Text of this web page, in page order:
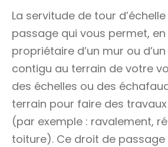
La servitude de tour
passage qui vous permet,
propriétaire d’un mur ou
contigu au terrain de votre
des échelles ou des
terrain pour faire des
(par exemple : ravalement,
toiture). Ce droit de passage